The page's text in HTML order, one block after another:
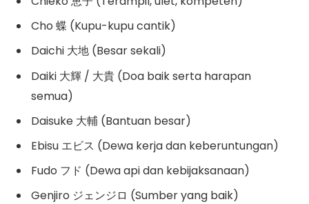
Cho 蝶 (Kupu-kupu cantik)
Daichi 大地 (Besar sekali)
Daiki 大輝 / 大貴 (Doa baik serta harapan
semua)
Daisuke 大輔 (Bantuan besar)
Ebisu エビス (Dewa kerja dan keberuntungan)
Fudo フド (Dewa api dan kebijaksanaan)
Genjiro ジェンジロ (Sumber yang baik)